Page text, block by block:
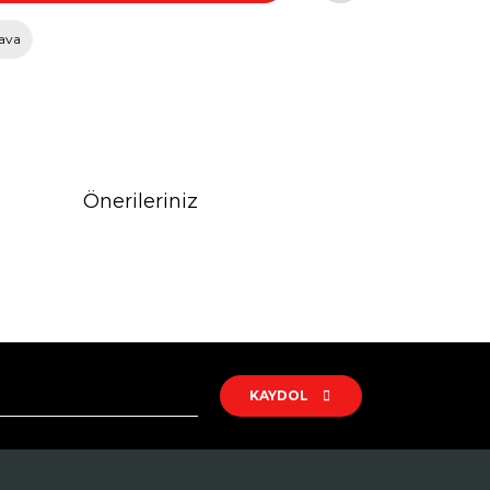
Önerileriniz
KAYDOL